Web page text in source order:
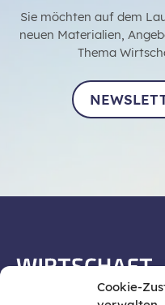
Cookie-
Sie möchten auf dem
neuen Materialien,
Thema